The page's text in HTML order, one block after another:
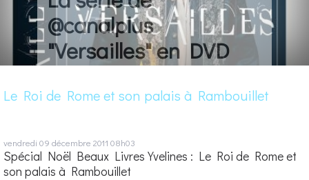
@canalplus
"Versailles" en DVD
Le Roi de Rome et son palais à Rambouillet
vendredi 09 décembre 2011 08h03
Spécial Noël Beaux Livres Yvelines : Le Roi de Rome et
son palais à Rambouillet